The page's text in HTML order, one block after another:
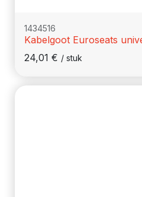
1434516
Kabelgoot Euroseats
24,01 € / stuk